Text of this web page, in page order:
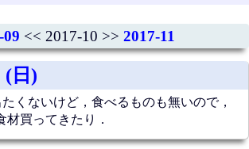
09 << 2017-10 >> 2017-11
(日)
くないけど，食べるものも無いので，
買ってきたり．